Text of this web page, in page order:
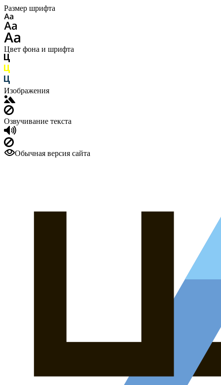
Размер шрифта
Цвет фона и шрифта
Изображения
Озвучивание текста
Обычная версия сайта